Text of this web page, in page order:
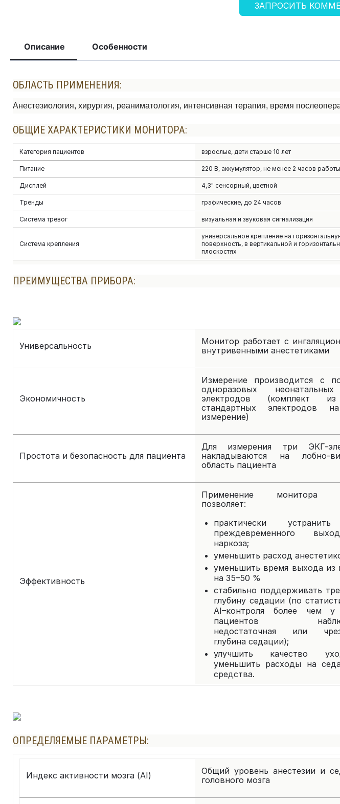
ЗАПРОСИТЬ
Описание Особенности
ОБЛАСТЬ ПРИМЕНЕНИЯ:
Анестезиология, хирургия, реаниматология, интенсивная терапия, время
ОБЩИЕ ХАРАКТЕРИСТИКИ МОНИТОРА:
Категория пациентов взрослые, дети старше 10 лет
Питание 220 В, аккумулятор, не менее 2 часов работы
Дисплей 4,3" сенсорный, цветной
Тренды графические, до 24 часов
Система тревог визуальная и звуковая сигнализация
Система крепления
универсальное крепление на
поверхность, в вертикальной и
плоскостях
ПРЕИМУЩЕСТВА ПРИБОРА:
Универсальность
Монитор работает с
внутривенными анестетиками
Экономичность
Измерение производится с
одноразовых
электродов (комплект
стандартных электродов
измерение)
Простота и безопасность для пациента
Для измерения три ЭКГ-
накладываются на лобно-
область пациента
Эффективность
Применение монитора
позволяет:
практически
преждевременного
наркоза;
уменьшить расход
уменьшить время выхода из
на 35–50 %
стабильно поддерживать
глубину седации (по
AI–контроля более чем
пациентов
недостаточная или
глубина седации);
улучшить качество
уменьшить расходы на
средства.
ОПРЕДЕЛЯЕМЫЕ ПАРАМЕТРЫ:
Индекс активности мозга (AI)
Общий уровень анестезии и
головного мозга